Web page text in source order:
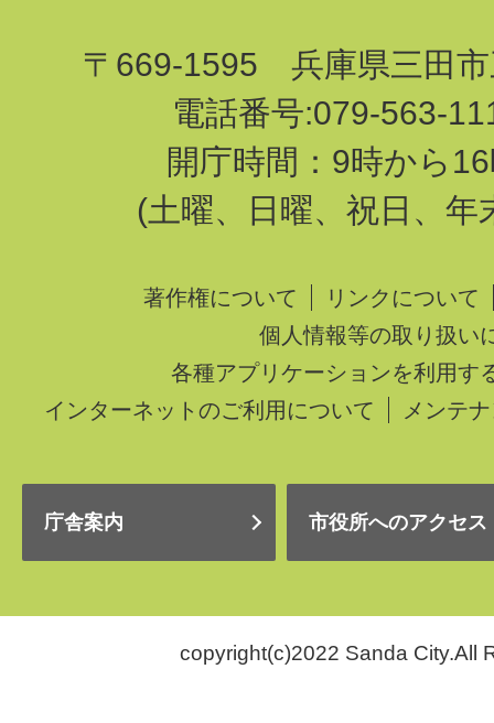
〒669-1595 兵庫県三田市
電話番号:079-563-
開庁時間：9時から
(土曜、日曜、祝日、年
著作権について
リンクについて
個人情報等の取り扱い
各種アプリケーションを利用す
インターネットのご利用について
メンテ
庁舎案内 市役所へのアクセス
copyright(c)2022 Sanda City.All